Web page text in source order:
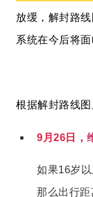
放缓，解封路
系统在今后将面
根据解封路线
9月26日，
如果16岁
那么出行距